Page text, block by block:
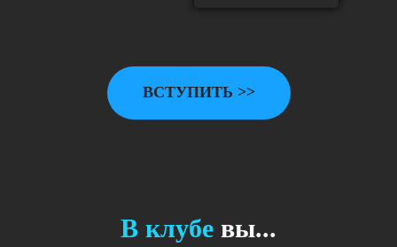
ВСТУПИТЬ >>
В клубе вы...